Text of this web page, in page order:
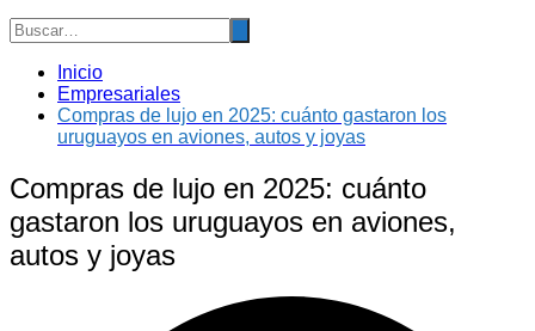
Inicio
Empresariales
Compras de lujo en 2025: cuánto gastaron los
uruguayos en aviones, autos y joyas
Compras de lujo en 2025: cuánto
gastaron los uruguayos en aviones,
autos y joyas